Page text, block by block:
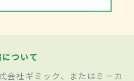
ついて
会社ギミック、またはミーカ